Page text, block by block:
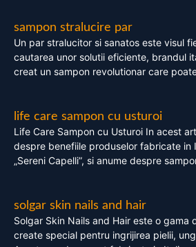
sampon stralucire par
Un par stralucitor si sanatos este visul
cautarea unor solutii eficiente, brandul
creat un sampon revolutionar care
life care sampon cu usturoi
Life Care Sampon cu Usturoi In acest
despre benefiile produselor fabricate in
„Sereni Capelli”, si anume despre
solgar skin nails and hair
Solgar Skin Nails and Hair este o gama
create special pentru ingrijirea pielii,